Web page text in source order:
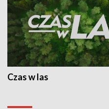
Czas w las